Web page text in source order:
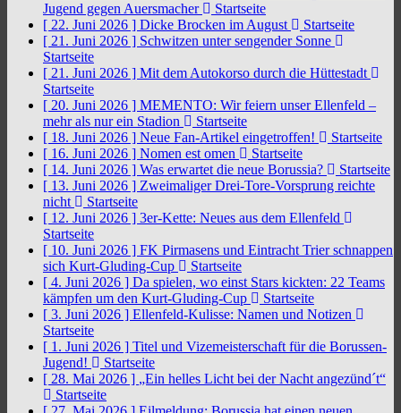
Jugend gegen Auersmacher
Startseite
[ 22. Juni 2026 ] Dicke Brocken im August
Startseite
[ 21. Juni 2026 ] Schwitzen unter sengender Sonne
Startseite
[ 21. Juni 2026 ] Mit dem Autokorso durch die Hüttestadt
Startseite
[ 20. Juni 2026 ] MEMENTO: Wir feiern unser Ellenfeld –
mehr als nur ein Stadion
Startseite
[ 18. Juni 2026 ] Neue Fan-Artikel eingetroffen!
Startseite
[ 16. Juni 2026 ] Nomen est omen
Startseite
[ 14. Juni 2026 ] Was erwartet die neue Borussia?
Startseite
[ 13. Juni 2026 ] Zweimaliger Drei-Tore-Vorsprung reichte
nicht
Startseite
[ 12. Juni 2026 ] 3er-Kette: Neues aus dem Ellenfeld
Startseite
[ 10. Juni 2026 ] FK Pirmasens und Eintracht Trier schnappen
sich Kurt-Gluding-Cup
Startseite
[ 4. Juni 2026 ] Da spielen, wo einst Stars kickten: 22 Teams
kämpfen um den Kurt-Gluding-Cup
Startseite
[ 3. Juni 2026 ] Ellenfeld-Kulisse: Namen und Notizen
Startseite
[ 1. Juni 2026 ] Titel und Vizemeisterschaft für die Borussen-
Jugend!
Startseite
[ 28. Mai 2026 ] „Ein helles Licht bei der Nacht angezünd´t“
Startseite